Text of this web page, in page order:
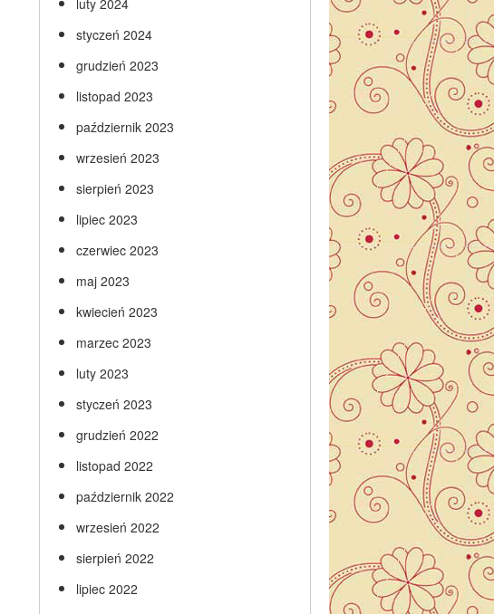
luty 2024
styczeń 2024
grudzień 2023
listopad 2023
październik 2023
wrzesień 2023
sierpień 2023
lipiec 2023
czerwiec 2023
maj 2023
kwiecień 2023
marzec 2023
luty 2023
styczeń 2023
grudzień 2022
listopad 2022
październik 2022
wrzesień 2022
sierpień 2022
lipiec 2022